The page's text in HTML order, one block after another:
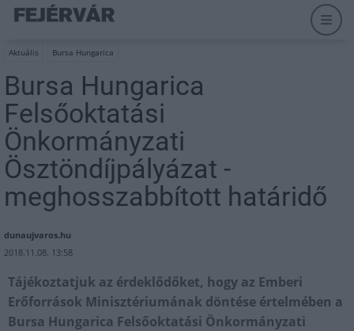
Aktuális Bursa Hungarica
Bursa Hungarica
Felsőoktatási
Önkormányzati
Ösztöndíjpályázat -
meghosszabbított határidő
dunaujvaros.hu
2018.11.08. 13:58
Tájékoztatjuk az érdeklődőket, hogy az Emberi
Erőforrások Minisztériumának döntése értelmében a
Bursa Hungarica Felsőoktatási Önkormányzati